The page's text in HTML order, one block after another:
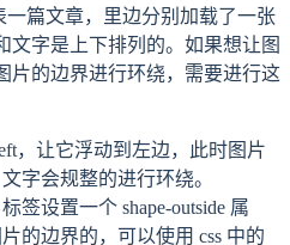
一篇文章，里边分别加载了一张
文字是上下排列的。如果想让图
片的边界进行环绕，需要进行这
，让它浮动到左边，此时图片
字会规整的进行环绕。
签设置一个 shape-outside 属
的边界的，可以使用 css 中的